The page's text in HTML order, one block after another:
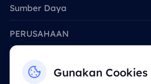
Gunakan Cookies
Sumber Daya
PERUSAHAAN
Email: support@smartproxy.org